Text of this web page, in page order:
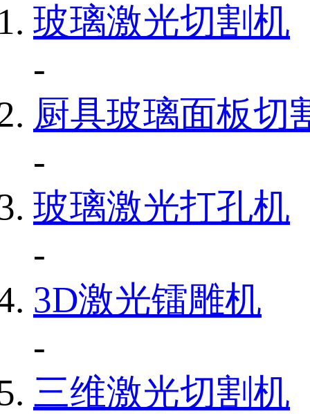
玻璃激光切割机
-
厨具玻璃面板切
-
玻璃激光打孔机
-
3D激光镭雕机
-
三维激光切割机